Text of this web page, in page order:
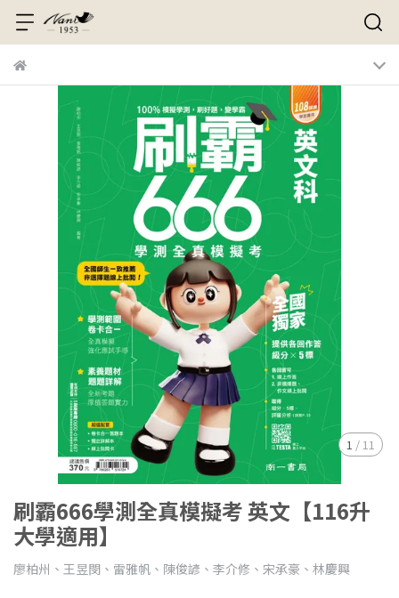
1 / 11
刷霸666學測全真模擬考 英文【116升
大學適用】
廖柏州、王昱閔、雷雅帆、陳俊諺、李介修、宋承豪、林慶興